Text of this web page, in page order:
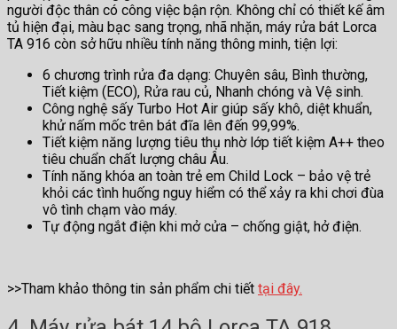
người độc thân có công việc bận rộn. Không chỉ có thiết kế âm
tủ hiện đại, màu bạc sang trọng, nhã nhặn, máy rửa bát Lorca
TA 916 còn sở hữu nhiều tính năng thông minh, tiện lợi:
6 chương trình rửa đa dạng: Chuyên sâu, Bình thường,
Tiết kiệm (ECO), Rửa rau củ, Nhanh chóng và Vệ sinh.
Công nghệ sấy Turbo Hot Air giúp sấy khô, diệt khuẩn,
khử nấm mốc trên bát đĩa lên đến 99,99%.
Tiết kiệm năng lượng tiêu thụ nhờ lớp tiết kiệm A++ theo
tiêu chuẩn chất lượng châu Âu.
Tính năng khóa an toàn trẻ em Child Lock – bảo vệ trẻ
khỏi các tình huống nguy hiểm có thể xảy ra khi chơi đùa
vô tình chạm vào máy.
Tự động ngắt điện khi mở cửa – chống giật, hở điện.
>>Tham khảo thông tin sản phẩm chi tiết tại đây.